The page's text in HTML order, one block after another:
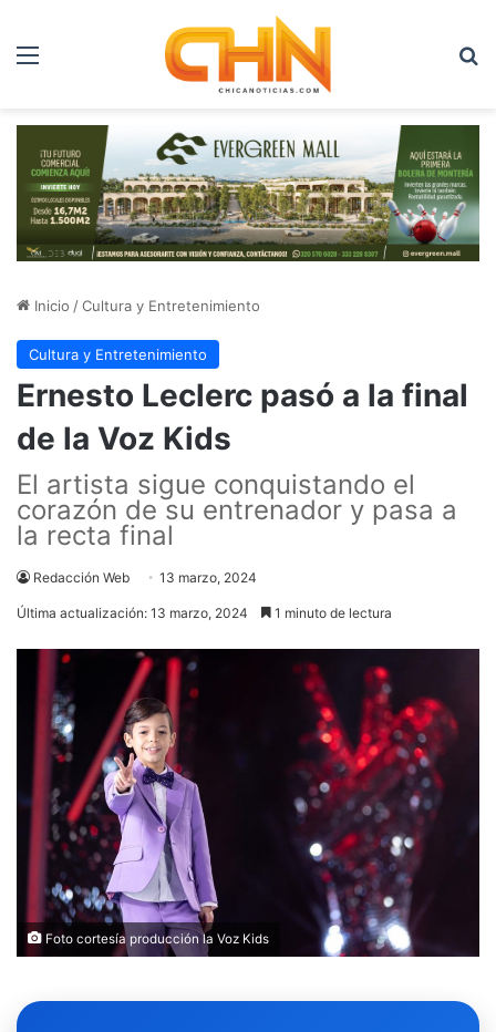
Menú
Inicio /Cultura y Entretenimiento
Cultura y Entretenimiento
Ernesto Leclerc pasó a la final
de la Voz Kids
El artista sigue conquistando el
corazón de su entrenador y pasa a
la recta final
Redacción Web 13 marzo, 2024
Última actualización: 13 marzo, 2024 1 minuto de lectura
Foto cortesía producción la Voz Kids